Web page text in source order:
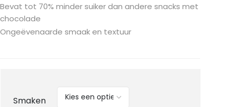
Bevat tot 70% minder suiker dan andere snacks met
chocolade
Ongeëvenaarde smaak en textuur
Smaken